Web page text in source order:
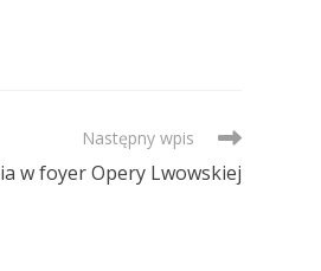
Następny wpis
w foyer Opery Lwowskiej